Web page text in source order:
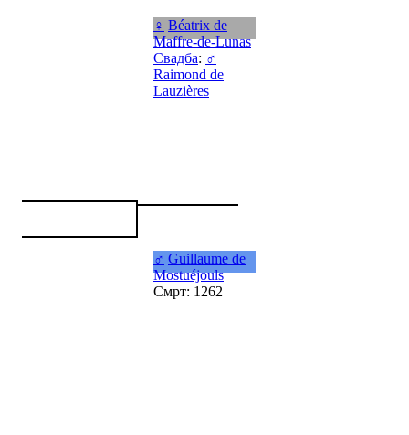
♀ Béatrix de
Maffre-de-Lunas
Свадба: ♂
Raimond de
Lauzières
♂ Guillaume de
Mostuéjouls
Смрт: 1262